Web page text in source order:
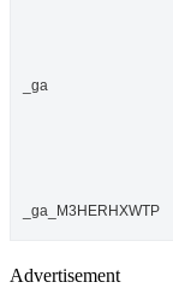
_ga
_ga_M3HERHXWTP
Advertisement